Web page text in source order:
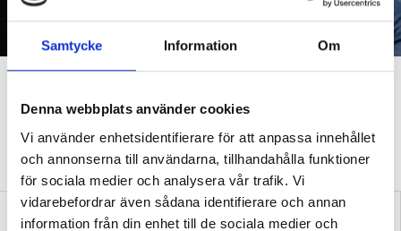
Samtycke Information Om
Denna webbplats använder cookies
Vi använder enhetsidentifierare för att anpassa innehållet
och annonserna till användarna, tillhandahålla funktioner
för sociala medier och analysera vår trafik. Vi
vidarebefordrar även sådana identifierare och annan
information från din enhet till de sociala medier och
Albins nedläggning
NYHETERTora Vega folkhögskola och Östra Grevie folkhögskola
tar över när Albin folkhögskola upphör.